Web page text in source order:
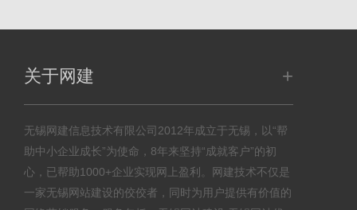
关于网建 +
无锡网建信息技术有限公司2012年成立于无锡，以“帮
助中小企业成长”为使命，8年来坚持“成就客户”的初
心，已帮助1000+企业实现网上盈利。网建技术不仅是
一家无锡网站建设的佼佼者，同时为用户提供有价值的